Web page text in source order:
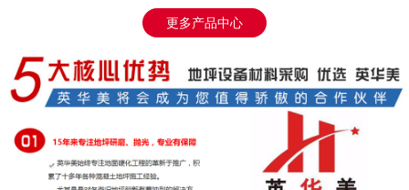
更多产品中心